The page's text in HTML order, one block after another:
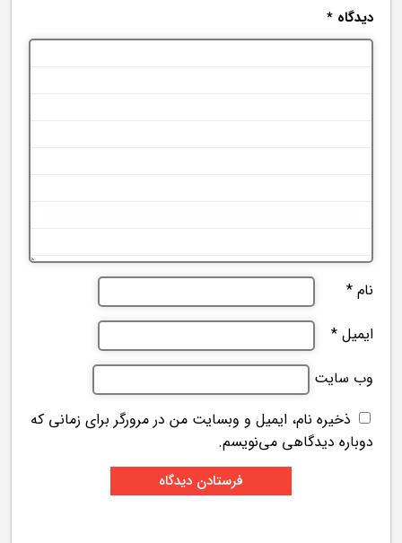
دیدگاه *
نام *
ایمیل *
وب‌ سایت
ذخیره نام، ایمیل و وبسایت من در مرورگر برای زمانی که
دوباره دیدگاهی می‌نویسم.